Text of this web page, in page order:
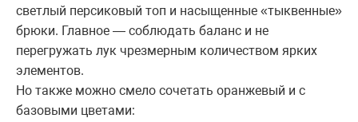
светлый персиковый топ и насыщенные «тыквенные»
брюки. Главное — соблюдать баланс и не
перегружать лук чрезмерным количеством ярких
элементов.
Но также можно смело сочетать оранжевый и с
базовыми цветами: